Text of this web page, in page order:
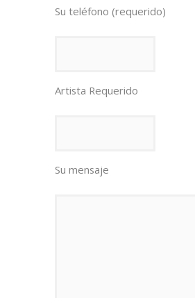
Su teléfono (requerido)
Artista Requerido
Su mensaje